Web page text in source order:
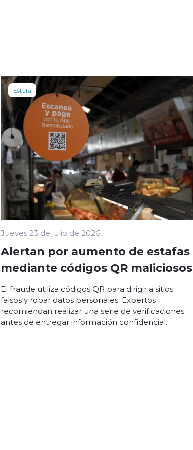
Estafa
Jueves 23 de julio de 2026
Alertan por aumento de estafas
mediante códigos QR maliciosos
El fraude utiliza códigos QR para dirigir a sitios
falsos y robar datos personales. Expertos
recomiendan realizar una serie de verificaciones
antes de entregar información confidencial.